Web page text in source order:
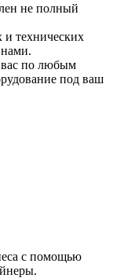
не полный
и технических
нами.
вас по любым
под ваш
с помощью